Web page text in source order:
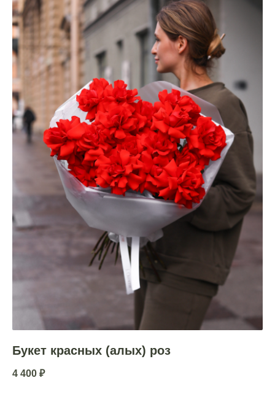
Букет красных (алых) роз
4 400 ₽